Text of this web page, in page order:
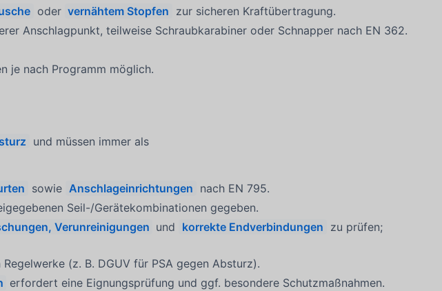
oder vernähtem Stopfen zur sicheren Kraftübertragung.
Anschlagpunkt, teilweise Schraubkarabiner oder Schnapper nach EN 362.
je nach Programm möglich.
und müssen immer als
sowie Anschlageinrichtungen nach EN 795.
Seil-/Gerätekombinationen gegeben.
Verunreinigungen und korrekte Endverbindungen zu prüfen;
(z. B. DGUV für PSA gegen Absturz).
erfordert eine Eignungsprüfung und ggf. besondere Schutzmaßnahmen.